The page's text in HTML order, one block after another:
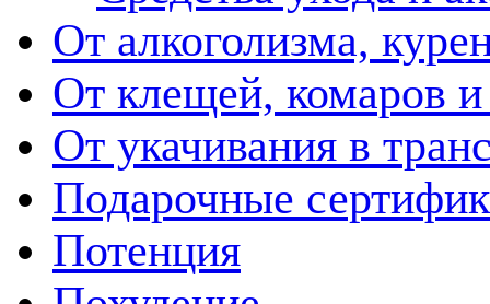
От алкоголизма,
От клещей, комаров
От укачивания в
Подарочные
Потенция